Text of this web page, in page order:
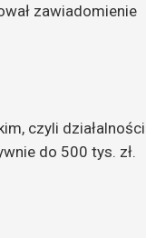
zawiadomienie
czyli działalności
do 500 tys. zł.